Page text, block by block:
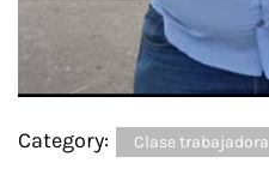
Category: Clase trabajadora